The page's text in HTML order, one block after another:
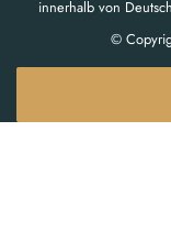
innerhalb von
©